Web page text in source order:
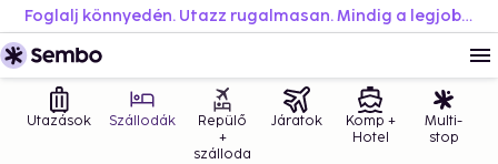
Foglalj könnyedén. Utazz rugalmasan. Mindig a legjobb áron.
Utazások Szállodák
Repülő
+
szálloda
Járatok
Komp +
Hotel
Multi-
stop